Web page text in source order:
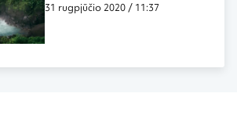
31 rugpjūčio 2020 / 11:37